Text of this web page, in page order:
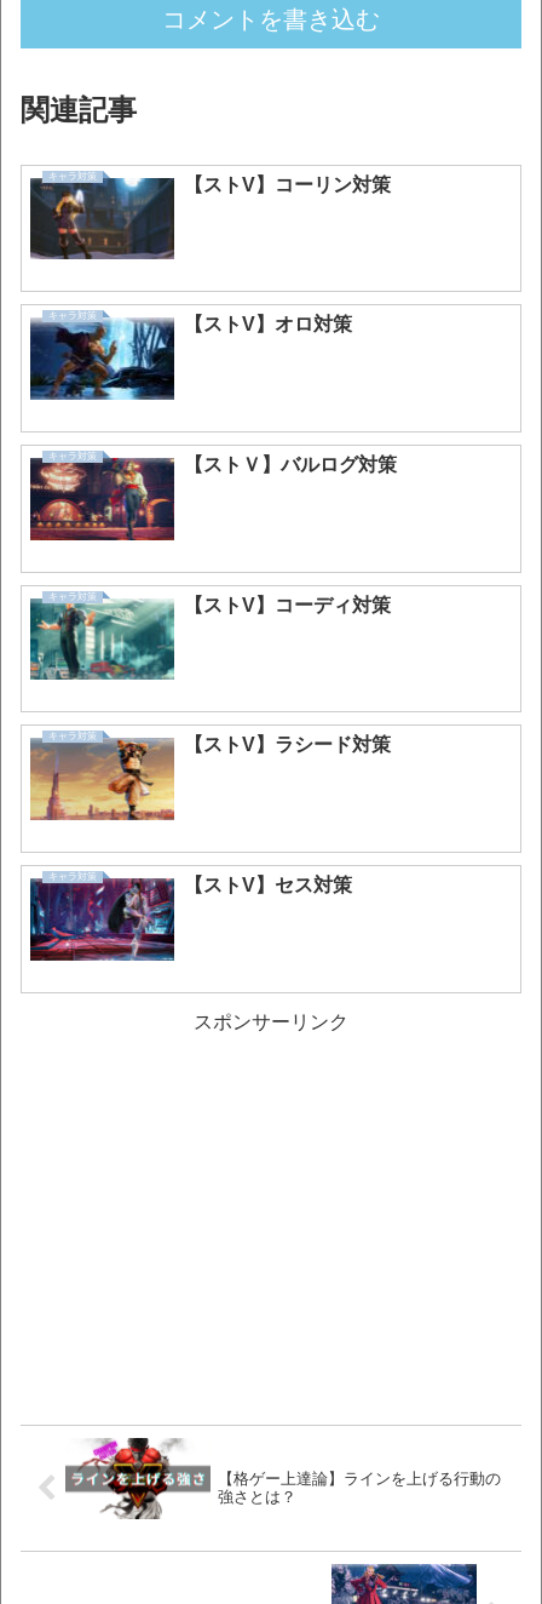
コメントを書き込む
関連記事
キャラ対策 【ストV】コーリン対策
キャラ対策 【ストV】オロ対策
キャラ対策 【ストＶ】バルログ対策
キャラ対策 【ストV】コーディ対策
キャラ対策 【ストV】ラシード対策
キャラ対策 【ストV】セス対策
スポンサーリンク
【格ゲー上達論】ラインを上げる行動の
強さとは？